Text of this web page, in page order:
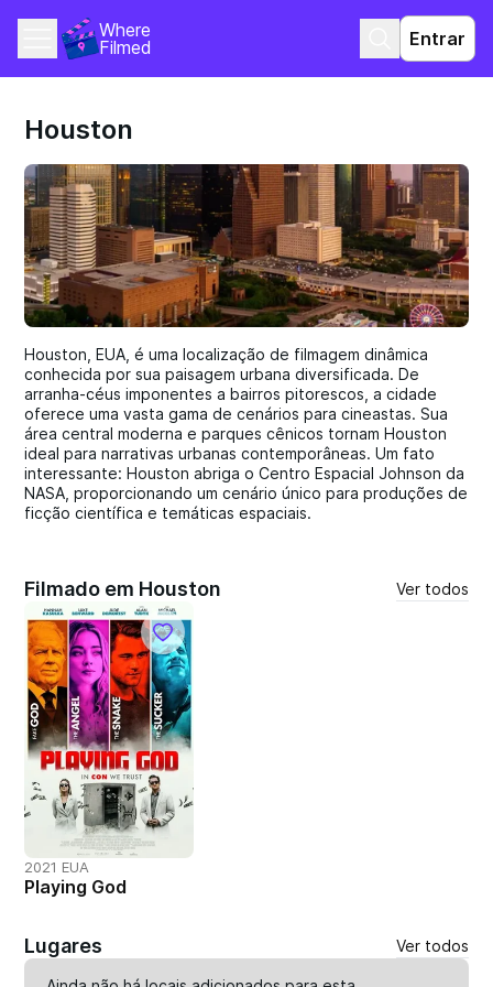
Where
Filmed
Entrar
Houston
Houston, EUA, é uma localização de filmagem dinâmica
conhecida por sua paisagem urbana diversificada. De
arranha-céus imponentes a bairros pitorescos, a cidade
oferece uma vasta gama de cenários para cineastas. Sua
área central moderna e parques cênicos tornam Houston
ideal para narrativas urbanas contemporâneas. Um fato
interessante: Houston abriga o Centro Espacial Johnson da
NASA, proporcionando um cenário único para produções de
ficção científica e temáticas espaciais.
Filmado em Houston Ver todos
2021 EUA
Playing God
Lugares Ver todos